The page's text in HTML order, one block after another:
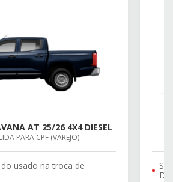
AT 25/26 4X4 DIESEL
PARA CPF (VAREJO)
usado na troca de